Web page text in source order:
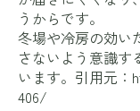
うからです。
冬場や冷房の効い
さないよう意識す
います。引用元：
406/